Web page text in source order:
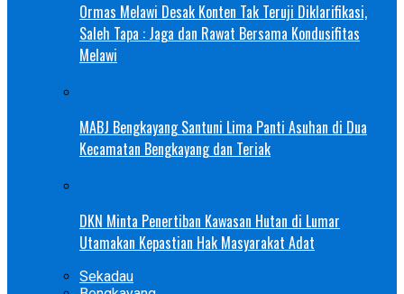
Ormas Melawi Desak Konten Tak Teruji Diklarifikasi,
Saleh Tapa : Jaga dan Rawat Bersama Kondusifitas
Melawi
MABJ Bengkayang Santuni Lima Panti Asuhan di Dua
Kecamatan Bengkayang dan Teriak
DKN Minta Penertiban Kawasan Hutan di Lumar
Utamakan Kepastian Hak Masyarakat Adat
Sekadau